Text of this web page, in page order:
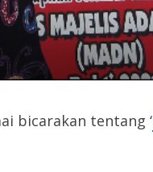
bicarakan tentang ‘